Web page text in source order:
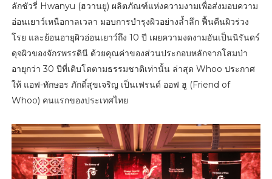
ลักชัวรี่ Hwanyu (ฮวานยู) ผลิตภัณฑ์แห่งความงามเพื่อส่งมอบความ
อ่อนเยาว์เหนือกาลเวลา มอบการบำรุงผิวอย่างล้ำลึก ฟื้นคืนผิวร่วง
โรย และย้อนอายุผิวอ่อนเยาว์ถึง 10 ปี เผยความงดงามอันเป็นนิรันดร์
ดุจผิวของจักรพรรดินี ด้วยคุณค่าของส่วนประกอบหลักจากโสมป่า
อายุกว่า 30 ปีที่เติบโตตามธรรมชาติเท่านั้น ล่าสุด Whoo ประกาศ
ให้ แอฟ-ทักษอร ภักดิ์สุขเจริญ เป็นเฟรนด์ ออฟ ฮู (Friend of
Whoo) คนแรกของประเทศไทย